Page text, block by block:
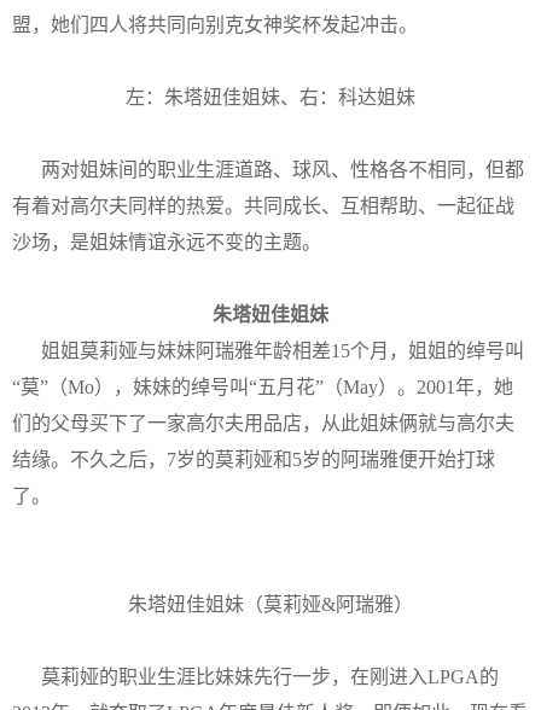
盟，她们四人将共同向别克女神奖杯发起冲击。
左：朱塔妞佳姐妹、右：科达姐妹
两对姐妹间的职业生涯道路、球风、性格各不相同，但都
有着对高尔夫同样的热爱。共同成长、互相帮助、一起征战
沙场，是姐妹情谊永远不变的主题。
朱塔妞佳姐妹
姐姐莫莉娅与妹妹阿瑞雅年龄相差15个月，姐姐的绰号叫
“莫”（Mo），妹妹的绰号叫“五月花”（May）。2001年，她
们的父母买下了一家高尔夫用品店，从此姐妹俩就与高尔夫
结缘。不久之后，7岁的莫莉娅和5岁的阿瑞雅便开始打球
了。
朱塔妞佳姐妹（莫莉娅&阿瑞雅）
莫莉娅的职业生涯比妹妹先行一步，在刚进入LPGA的